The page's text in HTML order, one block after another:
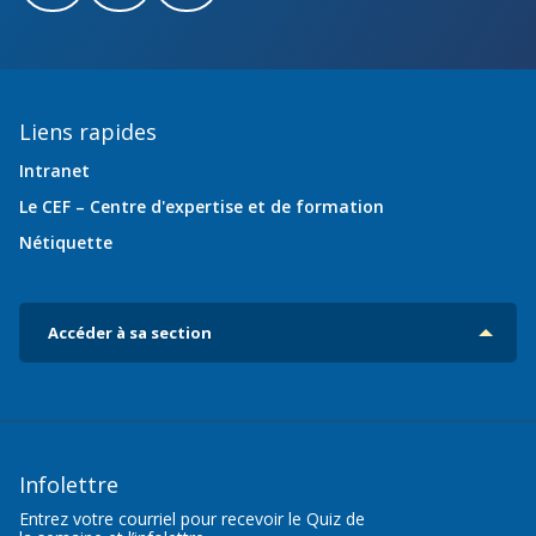
Liens rapides
Intranet
Le CEF – Centre d'expertise et de formation
Nétiquette
Accéder à sa section
Infolettre
Entrez votre courriel pour recevoir le Quiz de